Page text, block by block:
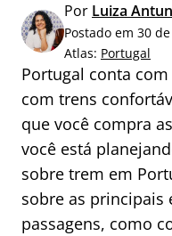
a
r
p
o
:
Por Luiza
Postado em 30
Atlas: Portugal
Portugal conta
com trens
que você compra
você está
sobre trem em
sobre as principais
passagens, como